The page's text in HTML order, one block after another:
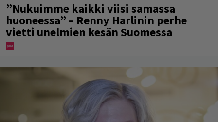
”Nukuimme kaikki viisi samassa
huoneessa” – Renny Harlinin perhe
vietti unelmien kesän Suomessa